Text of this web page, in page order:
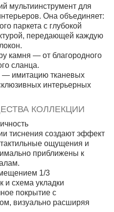
мультиинструмент для
Она объединяет:
паркета с глубокой
передающей каждую
камня — от благородного
сланца.
имитацию тканевых
интерьерных
КОЛЛЕКЦИИ
тиснения создают эффект
ощущения и
приближены к
1/3
схема укладки
покрытие с
визуально расширяя